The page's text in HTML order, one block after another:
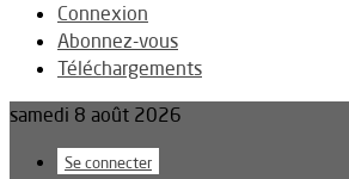
Connexion
Abonnez-vous
Téléchargements
samedi 8 août 2026
Se connecter